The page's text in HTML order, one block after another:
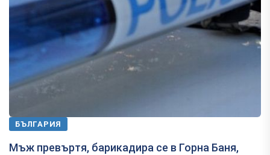
БЪЛГАРИЯ
Мъж превъртя, барикадира се в Горна Баня,